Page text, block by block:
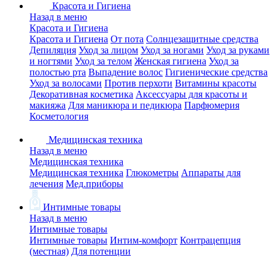
Красота и Гигиена
Назад в меню
Красота и Гигиена
Красота и Гигиена От пота Солнцезащитные средства
Депиляция Уход за лицом Уход за ногами Уход за руками
и ногтями Уход за телом Женская гигиена Уход за
полостью рта Выпадение волос Гигиенические средства
Уход за волосами Против перхоти Витамины красоты
Декоративная косметика Аксессуары для красоты и
макияжа Для маникюра и педикюра Парфюмерия
Косметология
Медицинская техника
Назад в меню
Медицинская техника
Медицинская техника Глюкометры Аппараты для
лечения Мед.приборы
Интимные товары
Назад в меню
Интимные товары
Интимные товары Интим-комфорт Контрацепция
(местная) Для потенции